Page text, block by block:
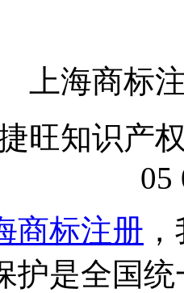
上海商标
旺知识产
05
商标注册
护是全国